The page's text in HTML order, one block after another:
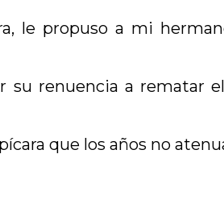
le propuso a mi
su renuencia a rematar
que los años no